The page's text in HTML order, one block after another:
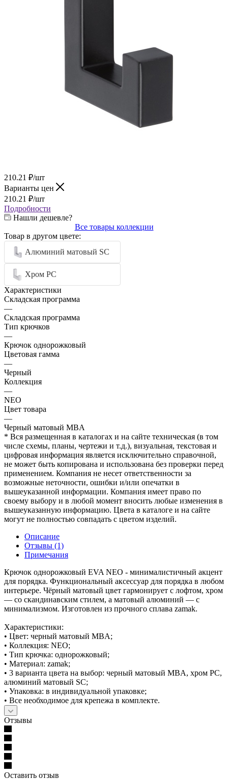
210.21 ₽/шт
Варианты цен
210.21 ₽/шт
Подробности
Нашли дешевле?
Все товары коллекции
Товар в другом цвете:
Алюминий матовый SC
Хром PC
Характеристики
Складская программа
—
Складская программа
Тип крючков
—
Крючок однорожковый
Цветовая гамма
—
Черный
Коллекция
—
NEO
Цвет товара
—
Черный матовый MBA
* Вся размещенная в каталогах и на сайте техническая (в том
числе схемы, планы, чертежи и т.д.), визуальная, текстовая и
цифровая информация является исключительно справочной,
не может быть копирована и использована без проверки перед
применением. Компания не несет ответственности за
возможные неточности, ошибки и/или опечатки в
вышеуказанной информации. Компания имеет право по
своему выбору и в любой момент вносить любые изменения в
вышеуказанную информацию. Цвета в каталоге и на сайте
могут не полностью совпадать с цветом изделий.
Описание
Отзывы (1)
Примечания
Крючок однорожковый EVA NEO - минималистичный акцент
для порядка. Функциональный аксессуар для порядка в любом
интерьере. Чёрный матовый цвет гармонирует с лофтом, хром
— со скандинавским стилем, а матовый алюминий — с
минимализмом. Изготовлен из прочного сплава zamak.
Характеристики:
• Цвет: черный матовый MBA;
• Коллекция: NEO;
• Тип крючка: однорожковый;
• Материал: zamak;
• 3 варианта цвета на выбор: черный матовый MBA, хром PC,
алюминий матовый SC;
• Упаковка: в индивидуальной упаковке;
• Все необходимое для крепежа в комплекте.
Отзывы
Оставить отзыв